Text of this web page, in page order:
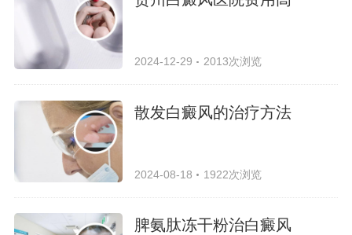
2024-12-29 2013次浏览
散发白癜风的治疗方法
2024-08-18 1922次浏览
脾氨肽冻干粉治白癜风